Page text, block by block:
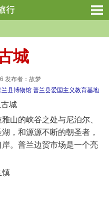
城
发布者：故梦
兰县博物馆 普兰县爱国主义教育基地
的峡谷之处与尼泊尔、
，和源源不断的朝圣者，
。普兰边贸市场是一个亮